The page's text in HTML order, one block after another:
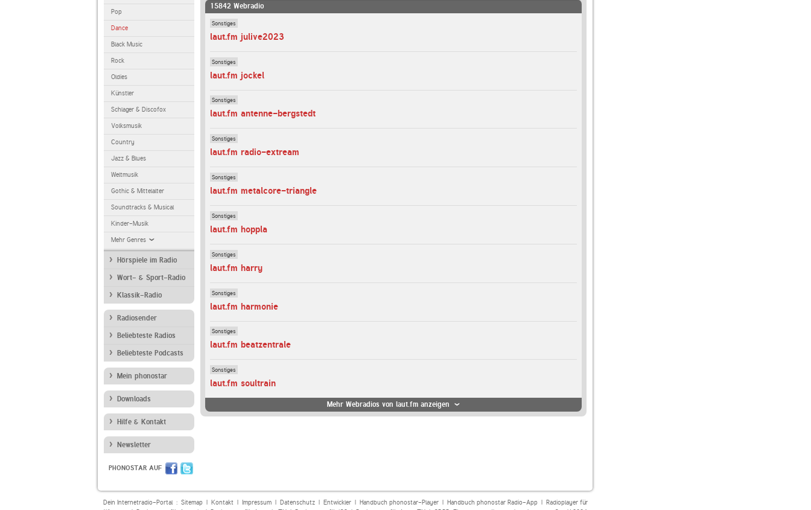
Pop
Dance
Black Music
Rock
Oldies
Künstler
Schlager & Discofox
Volksmusik
Country
Jazz & Blues
Weltmusik
Gothic & Mittelalter
Soundtracks & Musical
Kinder-Musik
Mehr Genres
Hörspiele im Radio
Wort- & Sport-Radio
Klassik-Radio
Radiosender
Beliebteste Radios
Beliebteste Podcasts
Mein phonostar
Downloads
Hilfe & Kontakt
Newsletter
PHONOSTAR AUF
15842 Webradio
Sonstiges
laut.fm julive2023
Sonstiges
laut.fm jockel
Sonstiges
laut.fm antenne-bergstedt
Sonstiges
laut.fm radio-extream
Sonstiges
laut.fm metalcore-triangle
Sonstiges
laut.fm hoppla
Sonstiges
laut.fm harry
Sonstiges
laut.fm harmonie
Sonstiges
laut.fm beatzentrale
Sonstiges
laut.fm soultrain
Mehr Webradios von laut.fm anzeigen
Dein Internetradio-Portal : Sitemap| Kontakt| Impressum| Datenschutz| Entwickler| Handbuch phonostar-Player| Handbuch phonostar Radio-App| Radioplayer für